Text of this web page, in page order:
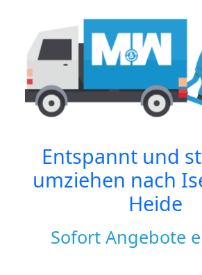
Entspannt und
umziehen nach
Heide
Sofort Angebote